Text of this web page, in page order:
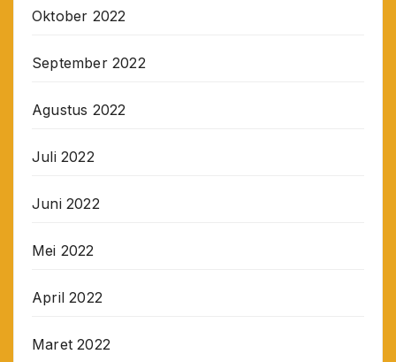
Oktober 2022
September 2022
Agustus 2022
Juli 2022
Juni 2022
Mei 2022
April 2022
Maret 2022